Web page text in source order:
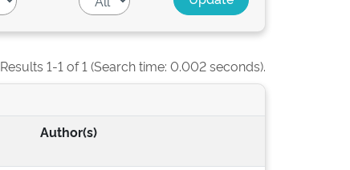
Results 1-1 of 1 (Search time: 0.002 seconds).
Author(s)